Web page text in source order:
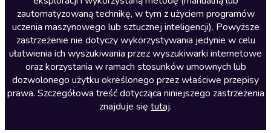
Podcasty i audycje
Polityka
Prasa
Religia
Romans
zautomatyzowaną technikę, w tym z użyciem programów
uczenia maszynowego lub sztucznej inteligencji). Powyższe
zastrzeżenie nie dotyczy wykorzystywania jedynie w celu
ułatwienia ich wyszukiwania przez wyszukiwarki internetowe
oraz korzystania w ramach stosunków umownych lub
dozwolonego użytku określonego przez właściwe przepisy
prawa. Szczegółowa treść dotycząca niniejszego zastrzeżenia
znajduje się tutaj.